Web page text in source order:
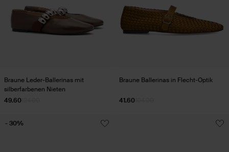
Braune Leder-Ballerinas mit
silberfarbenen Nieten
49.60
Braune Ballerinas in Flecht-Optik
41.60
- 30%